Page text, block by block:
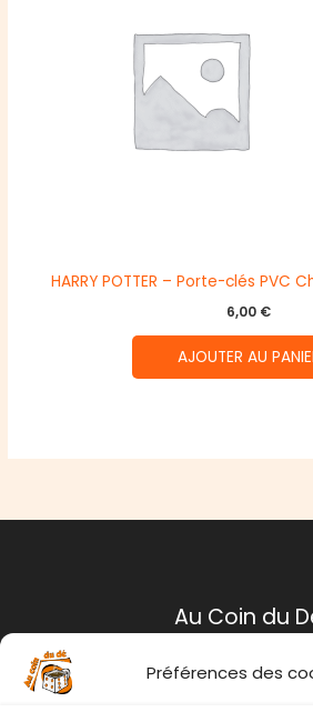
Préférences des
HARRY POTTER – Porte-clés PVC
6,00 €
AJOUTER AU
Au Coin du